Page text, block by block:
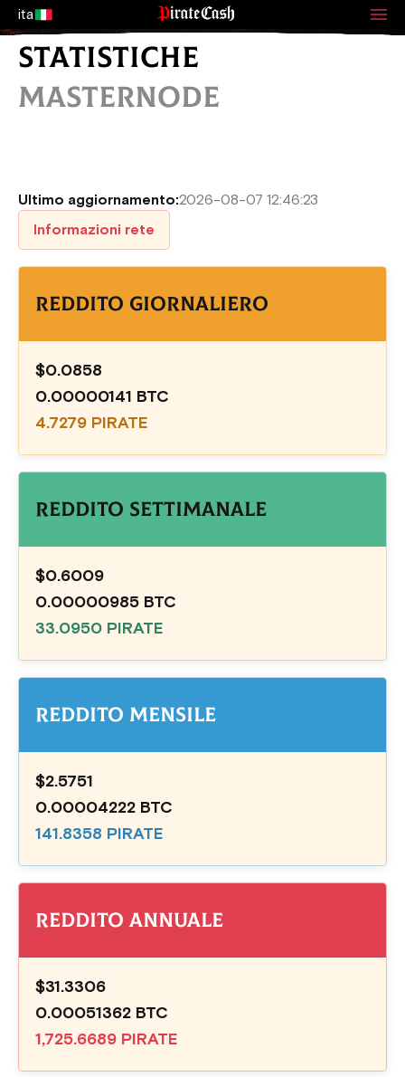
ita
STATISTICHE
MASTERNODE
Ultimo aggiornamento:2026-08-07 12:46:23
Informazioni rete
Reddito giornaliero
$0.0858
0.00000141 BTC
4.7279 PIRATE
Reddito settimanale
$0.6009
0.00000985 BTC
33.0950 PIRATE
Reddito mensile
$2.5751
0.00004222 BTC
141.8358 PIRATE
Reddito annuale
$31.3306
0.00051362 BTC
1,725.6689 PIRATE